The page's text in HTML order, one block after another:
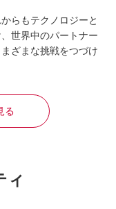
らもテクノロジーと
世界中のパートナー
ざまな挑戦をつづけ
る
ィ